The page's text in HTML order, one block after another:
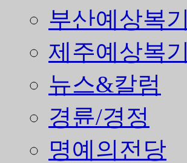
부산예상복기
제주예상복기
뉴스&칼럼
경륜/경정
명예의전당